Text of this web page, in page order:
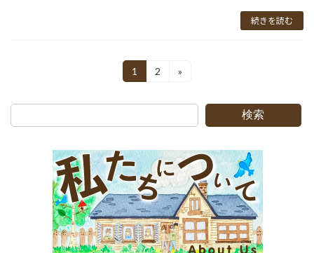
続きを読む
固
定
ジ
1
固
ジ
2 »
検索